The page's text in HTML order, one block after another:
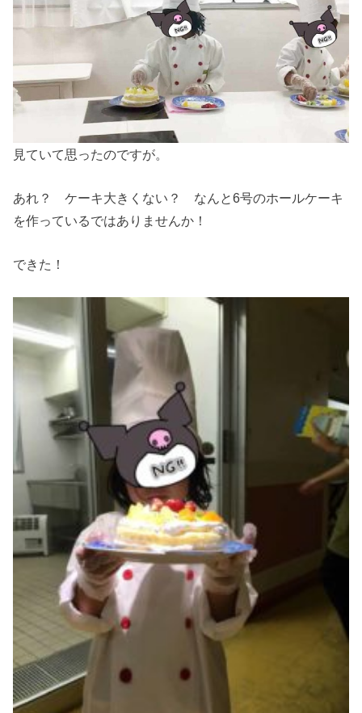
見ていて思ったのですが。
あれ？ ケーキ大きくない？ なんと6号のホールケーキ
を作っているではありませんか！
できた！